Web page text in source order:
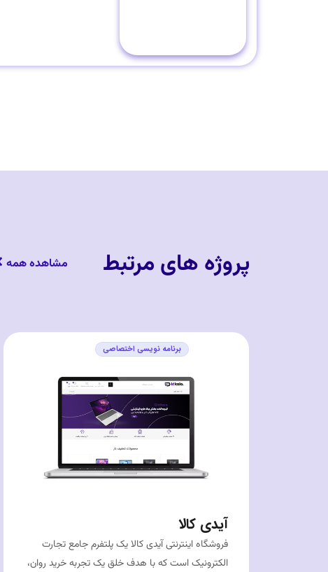
پروژه های مرتبط مشاهده همه
برنامه نویسی اختصاصی
آیدی کالا
فروشگاه اینترنتی آیدی کالا یک پلتفرم جامع تجارت
الکترونیک است که با هدف خلق یک تجربه خرید روان،